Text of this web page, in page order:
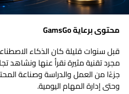
محتوى برعاية GamsGo
قبل سنوات قليلة كان الذكاء
مجرد تقنية مثيرة نقرأ عنها ونشاهد
جزءًا من العمل والدراسة وصناعة
وحتى إدارة المهام اليومية.